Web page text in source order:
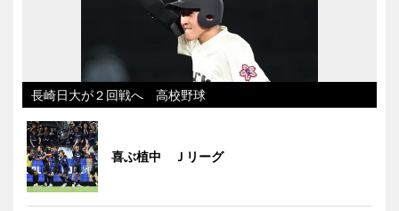
長崎日大が２回戦へ 高校野球
喜ぶ植中 Ｊリーグ